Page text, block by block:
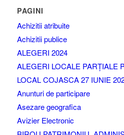
PAGINI
Achizitii atribuite
Achizitii publice
ALEGERI 2024
ALEGERI LOCALE PARȚIALE
LOCAL COJASCA 27 IUNIE
Anunturi de participare
Asezare geografica
Avizier Electronic